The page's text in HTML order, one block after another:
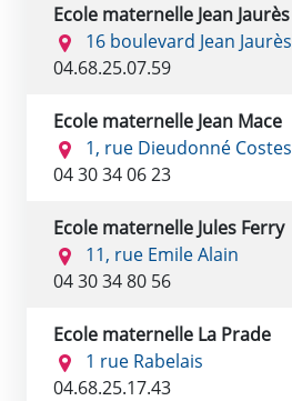
Ecole maternelle Jean Jaurès
16 boulevard Jean Jaurès
04.68.25.07.59
Ecole maternelle Jean Mace
1, rue Dieudonné Costes
04 30 34 06 23
Ecole maternelle Jules Ferry
11, rue Emile Alain
04 30 34 80 56
Ecole maternelle La Prade
1 rue Rabelais
04.68.25.17.43